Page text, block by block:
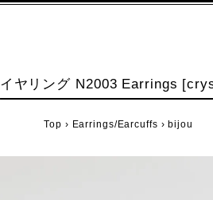
イヤリング N2003 Earrings
Top › Earrings/Earcuffs ›bijou